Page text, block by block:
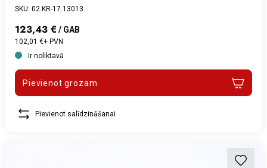
SKU: 02.KR-17.13013
123,43 € / GAB
102,01 €+ PVN
Ir noliktavā
Pievienot grozam
Pievienot salīdzināšanai